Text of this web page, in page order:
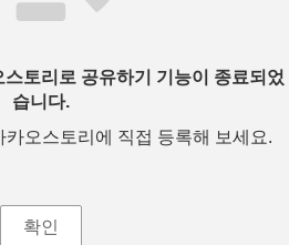
토리로 공유하기 기능이 종료되었
습니다.
오스토리에 직접 등록해 보세요.
확인